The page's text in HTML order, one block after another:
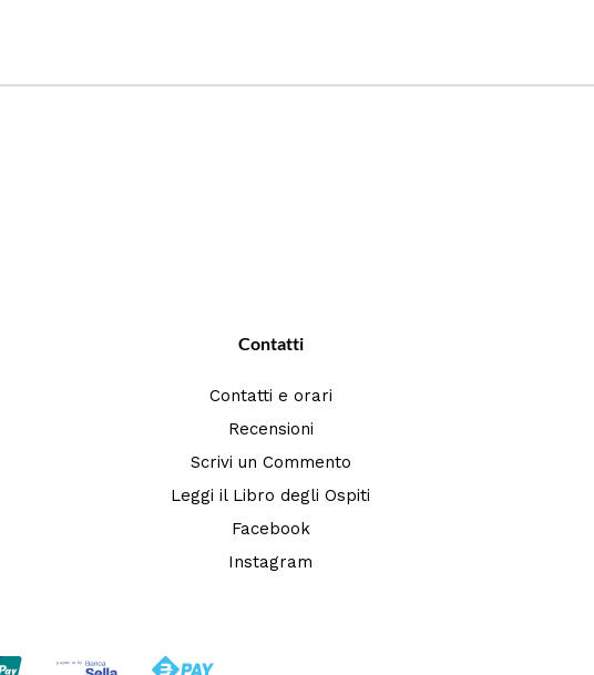
Contatti
Contatti e orari
Recensioni
Scrivi un Commento
Leggi il Libro degli Ospiti
Facebook
Instagram